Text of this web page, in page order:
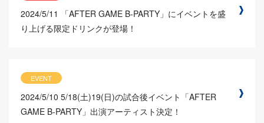
2024/5/11
「AFTER GAME B-PARTY」にイベントを盛
り上げる限定ドリンクが登場！
EVENT
2024/5/10 5/18(土)19(日)の試合後イベント「AFTER
GAME B-PARTY」出演アーティスト決定！